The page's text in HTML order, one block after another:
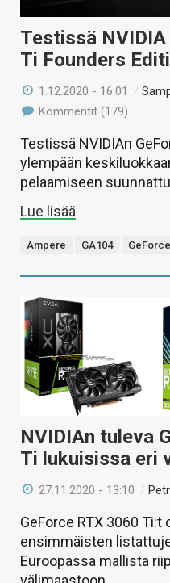
Testissä
Ti Founders
1.12.2020 - 16:01 /
Kommentit (179)
Testissä NVIDIAn
ylempään
pelaamiseen
Lue lisää
Ampere GA104
NVIDIAn tuleva
Ti lukuisissa eri
27.11.2020 - 13:10 /
GeForce RTX 3060
ensimmäisten
Euroopassa mallista